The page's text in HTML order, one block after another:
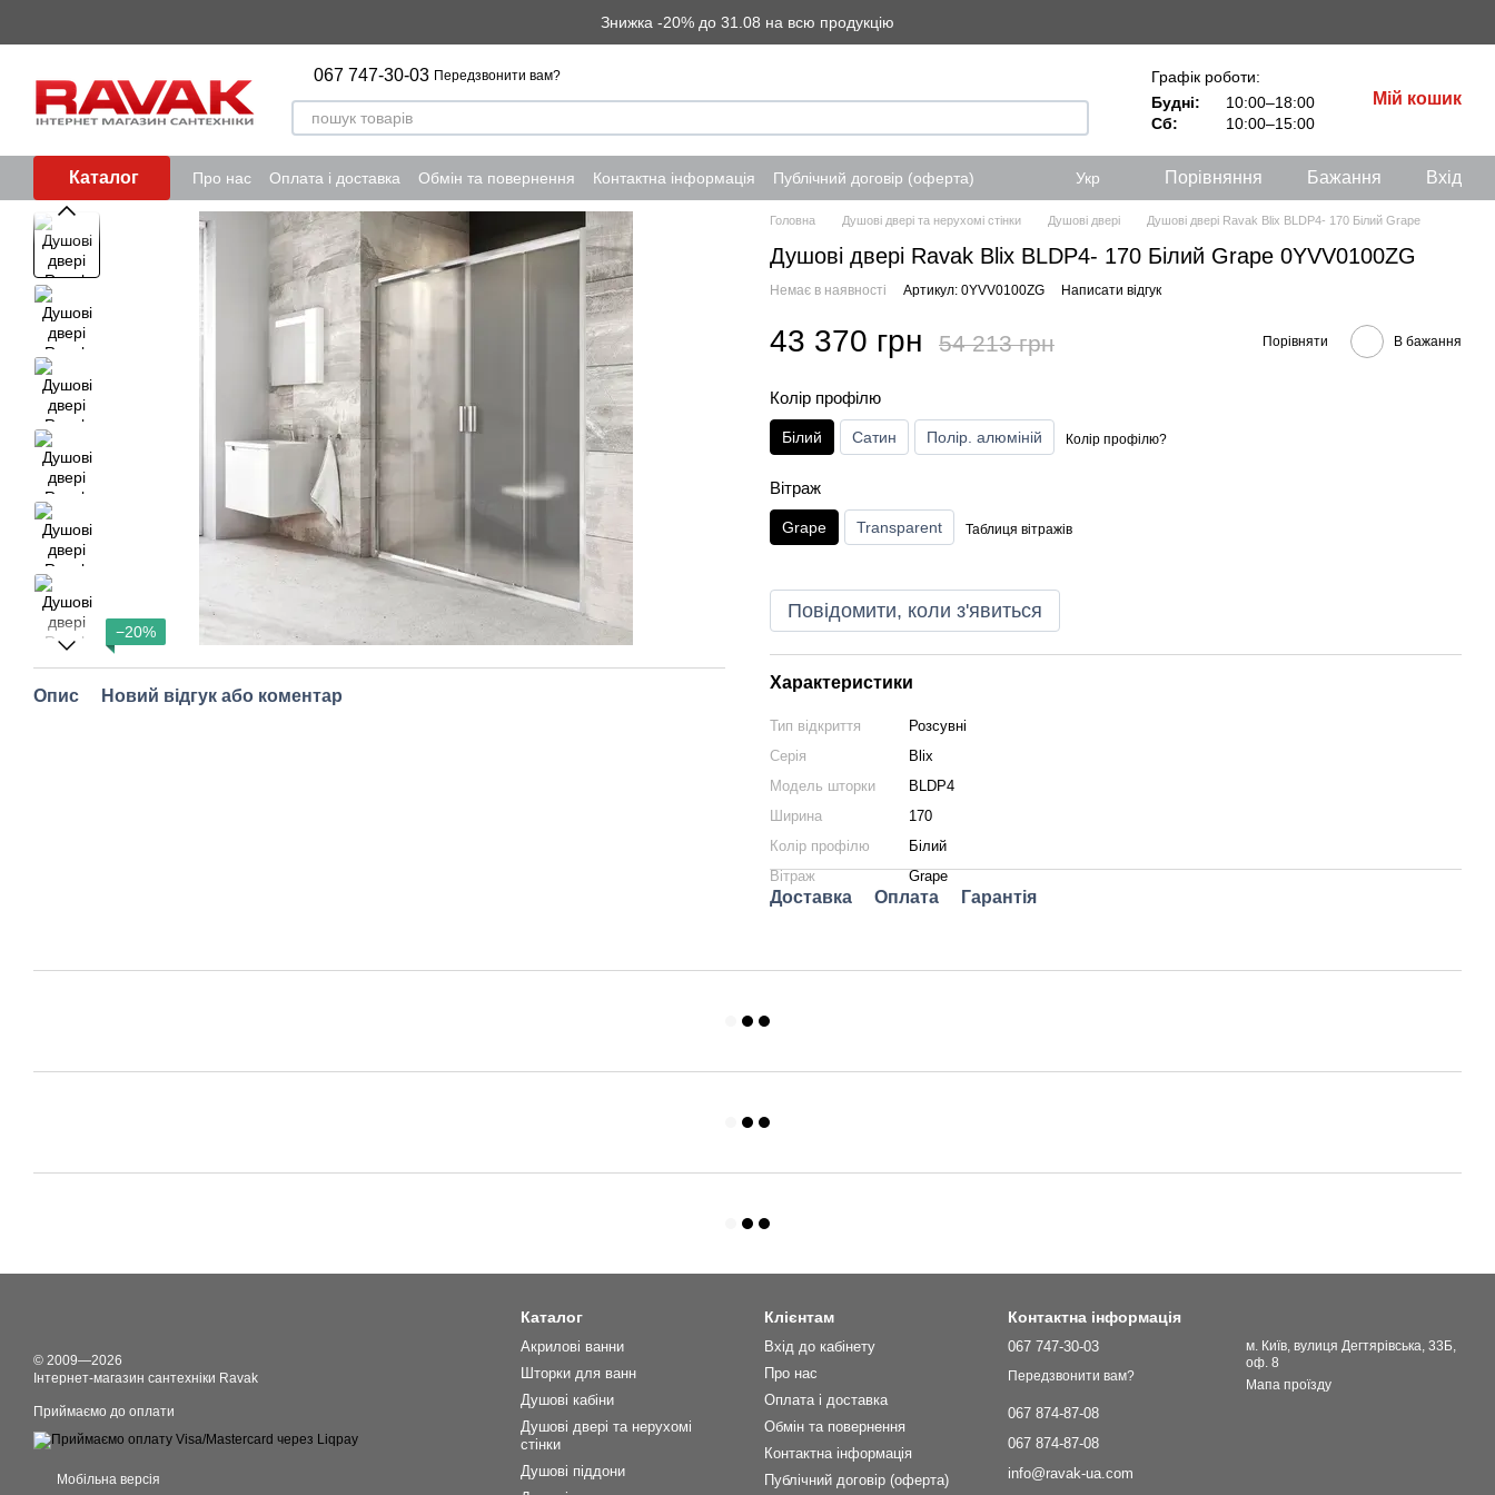
Знижка -20% до 31.08 на всю продукцію
067 747-30-03 Передзвонити вам?
Графік роботи:
Будні:
10:00–18:00
Сб:
10:00–15:00
Мій кошик
Каталог Про нас Оплата і доставка Обмін та повернення Контактна інформація Публічний договір (оферта) Укр Порівняння Бажання Вхід
−20%
Опис Новий відгук або коментар
Головна Душові двері та нерухомі стінки Душові двері Душові двері Ravak Blix BLDP4- 170 Білий Grape
Душові двері Ravak Blix BLDP4- 170 Білий Grape 0YVV0100ZG
Немає в наявності Артикул: 0YVV0100ZG Написати відгук
43 370 грн 54 213 грн Порівняти В бажання
Колір профілю
Білий Сатин Полір. алюміній Колір профілю?
Вітраж
Grape Transparent Таблиця вітражів
Повідомити, коли з'явиться
Характеристики
Тип відкриття
Розсувні
Серія
Blix
Модель шторки
BLDP4
Ширина
170
Колір профілю
Білий
Вітраж
Grape
Доставка Оплата Гарантія
© 2009—2026
Інтернет-магазин сантехніки Ravak
Приймаємо до оплати
Мобільна версія
Каталог
Акрилові ванни
Шторки для ванн
Душові кабіни
Душові двері та нерухомі
стінки
Душові піддони
Клієнтам
Вхід до кабінету
Про нас
Оплата і доставка
Обмін та повернення
Контактна інформація
Публічний договір (оферта)
Контактна інформація
067 747-30-03
Передзвонити вам?
067 874-87-08
067 874-87-08
info@ravak-ua.com
м. Київ, вулиця Дегтярівська, 33Б,
оф. 8
Мапа проїзду